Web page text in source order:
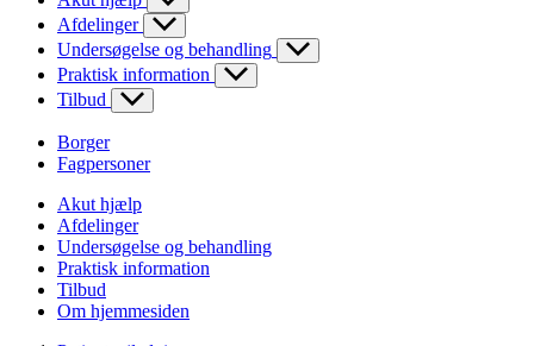
Afdelinger
Undersøgelse og behandling
Praktisk information
Tilbud
Borger
Fagpersoner
Akut hjælp
Afdelinger
Undersøgelse og behandling
Praktisk information
Tilbud
Om hjemmesiden